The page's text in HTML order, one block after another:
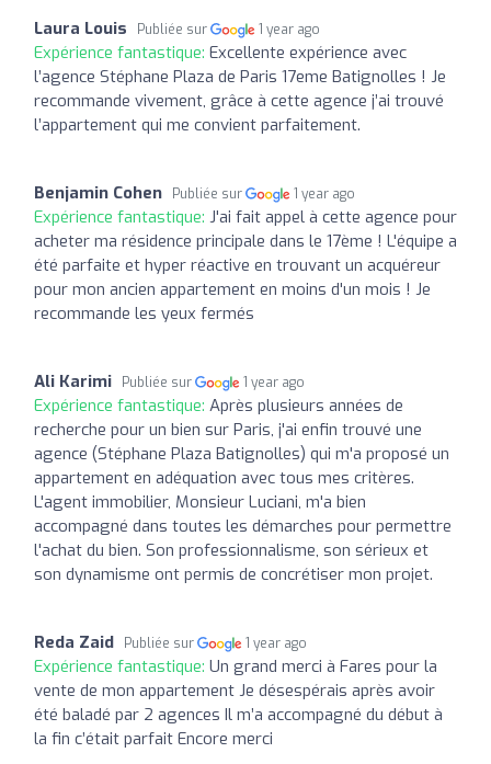
Laura Louis Publiée sur 1 year ago
Expérience fantastique: Excellente expérience avec
l’agence Stéphane Plaza de Paris 17eme Batignolles ! Je
recommande vivement, grâce à cette agence j’ai trouvé
l’appartement qui me convient parfaitement.
Benjamin Cohen Publiée sur 1 year ago
Expérience fantastique: J'ai fait appel à cette agence pour
acheter ma résidence principale dans le 17ème ! L'équipe a
été parfaite et hyper réactive en trouvant un acquéreur
pour mon ancien appartement en moins d'un mois ! Je
recommande les yeux fermés
Ali Karimi Publiée sur 1 year ago
Expérience fantastique: Après plusieurs années de
recherche pour un bien sur Paris, j'ai enfin trouvé une
agence (Stéphane Plaza Batignolles) qui m'a proposé un
appartement en adéquation avec tous mes critères.
L'agent immobilier, Monsieur Luciani, m'a bien
accompagné dans toutes les démarches pour permettre
l'achat du bien. Son professionnalisme, son sérieux et
son dynamisme ont permis de concrétiser mon projet.
Reda Zaid Publiée sur 1 year ago
Expérience fantastique: Un grand merci à Fares pour la
vente de mon appartement Je désespérais après avoir
été baladé par 2 agences Il m’a accompagné du début à
la fin c’était parfait Encore merci